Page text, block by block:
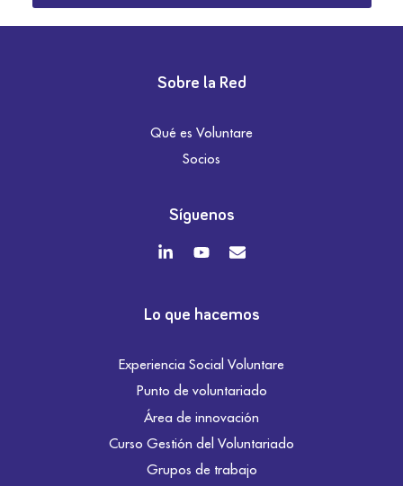
Sobre la Red
Qué es Voluntare
Socios
Síguenos
Lo que hacemos
Experiencia Social Voluntare
Punto de voluntariado
Área de innovación
Curso Gestión del Voluntariado
Grupos de trabajo